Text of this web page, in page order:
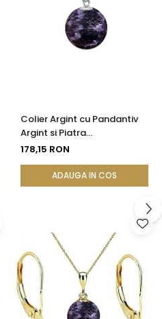
Colier Argint cu Pandantiv
Argint si Piatra
Semipretioasa Naturala de
178,15 RON
ADAUGA IN COS